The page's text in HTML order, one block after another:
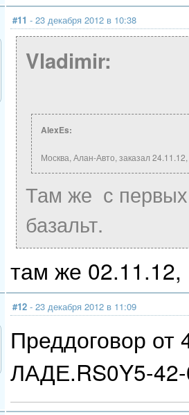
#11 - 23 декабря 2012 в 10:38
Vladimir:
AlexEs:
Москва, Алан-Авто, заказал
Там же с первых
базальт.
там же
#12 - 23 декабря 2012 в 11:09
Преддоговор от
ЛАДЕ.RS0Y5-